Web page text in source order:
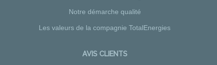
Notre démarche qualité
Les valeurs de la compagnie TotalEnergies
AVIS CLIENTS